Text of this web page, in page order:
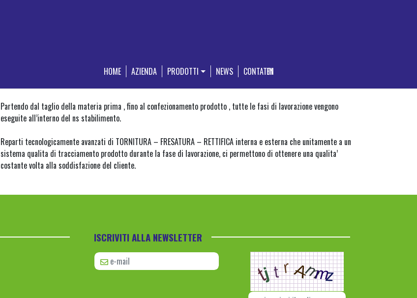
HOME AZIENDA PRODOTTI NEWS CONTATTI
EN
Partendo dal taglio della materia prima , fino al confezionamento prodotto , tutte le fasi di lavorazione vengono
eseguite all’interno del ns stabilimento.
Reparti tecnologicamente avanzati di TORNITURA – FRESATURA – RETTIFICA interna e esterna che unitamente a un
sistema qualita di tracciamento prodotto durante la fase di lavorazione, ci permettono di ottenere una qualita’
costante volta alla soddisfazione del cliente.
ISCRIVITI ALLA NEWSLETTER
e-mail *